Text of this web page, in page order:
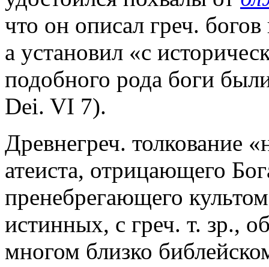
что он описал греч.
а установил «с
подобного рода боги
Dei. VI 7).
Древнегреч. толкование
атеиста, отрицающего
пренебрегающего
истинных, с греч. т. зр.,
многом близко